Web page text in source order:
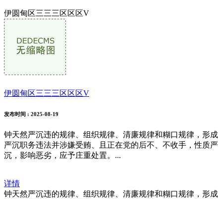
伊圆甸区三三三区区区V
伊圆甸区三三三区区区V
发布时间 : 2025-08-19
钟天然严沉违的规律、组织规律、清廉规律和糊口规律，形成
严沉职务违法并涉嫌受贿、且正在党的后不、不收手，性质严
沉，影响恶劣，应予庄重处置。...
详情
钟天然严沉违的规律、组织规律、清廉规律和糊口规律，形成